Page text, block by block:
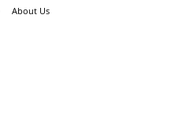
About Us